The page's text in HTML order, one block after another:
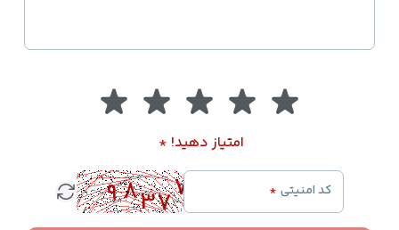
امتیاز دهید! *
کد امنیتی *